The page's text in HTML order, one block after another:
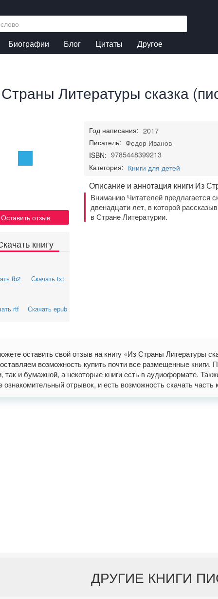
Биографии Блог Цитаты Другое
Литературы сказка
Оставить отзыв
книгу
fb2 Скачать txt
rtf Скачать epub
Год написания: 2017
Писатель: Федор Иванов
ISBN: 9785448399213
Категория: Книги для детей
Описание и аннотация книги Из
Вниманию Читателей предлагается
двенадцати лет, в которой
в Стране Литературии.
оставить свой отзыв на книгу «Из Страны Литературы
возможность купить почти все размещенные книги.
так и бумажной, а некоторые книги есть в аудиоформате.
ознакомительный отрывок, и есть возможность скачать
ДРУГИЕ КНИГИ